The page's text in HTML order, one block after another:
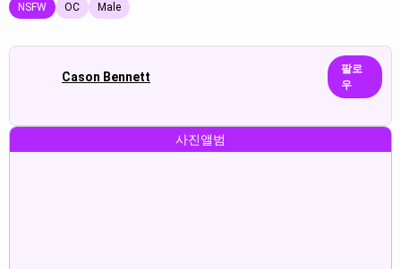
NSFW OC Male
Cason Bennett
팔로
우
사진앨범